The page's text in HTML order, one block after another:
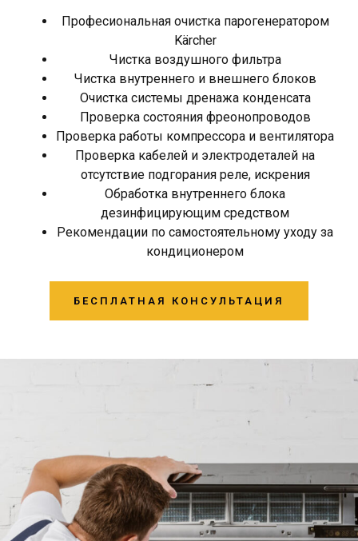
Професиональная очистка парогенератором
Kärcher
Чистка воздушного фильтра
Чистка внутреннего и внешнего блоков
Очистка системы дренажа конденсата
Проверка состояния фреонопроводов
Проверка работы компрессора и вентилятора
Проверка кабелей и электродеталей на
отсутствие подгорания реле, искрения
Обработка внутреннего блока
дезинфицирующим средством
Рекомендации по самостоятельному уходу за
кондиционером
БЕСПЛАТНАЯ КОНСУЛЬТАЦИЯ